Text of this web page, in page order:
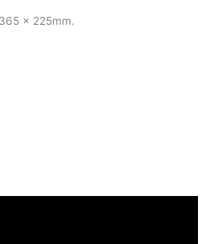
x 225mm.